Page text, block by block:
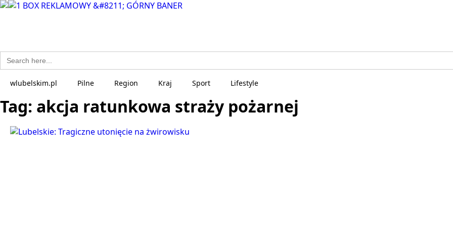
Search
for:
wlubelskim.pl Pilne Region Kraj Sport Lifestyle
Tag: akcja ratunkowa straży pożarnej